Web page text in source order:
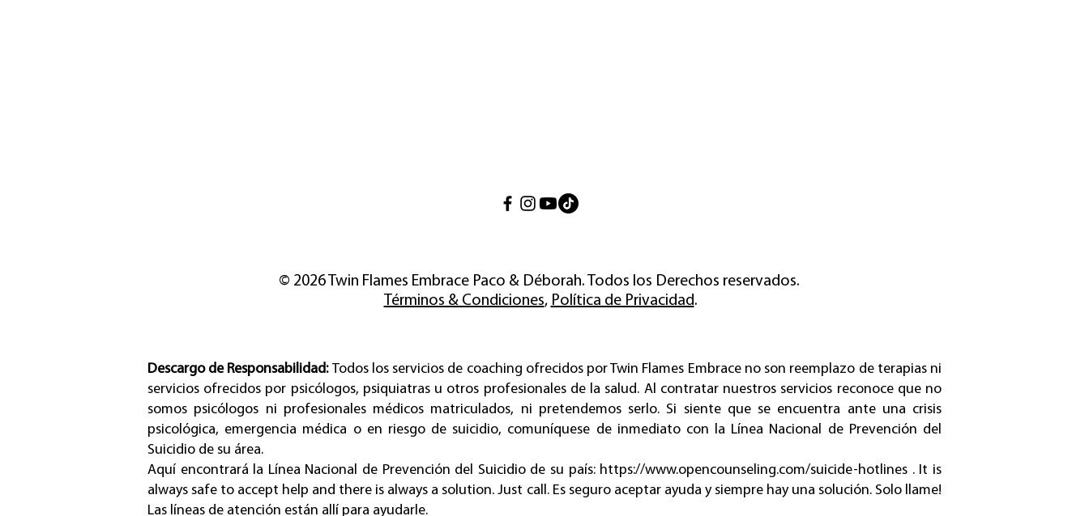
© 2026 Twin Flames Embrace Paco & Déborah. Todos los Derechos reservados.
Términos & Condiciones, Política de Privacidad.
Descargo de Responsabilidad: Todos los servicios de coaching ofrecidos por Twin Flames Embrace no son reemplazo de terapias ni
servicios ofrecidos por psicólogos, psiquiatras u otros profesionales de la salud. Al contratar nuestros servicios reconoce que no
somos psicólogos ni profesionales médicos matriculados, ni pretendemos serlo. Si siente que se encuentra ante una crisis
psicológica, emergencia médica o en riesgo de suicidio, comuníquese de inmediato con la Línea Nacional de Prevención del
Suicidio de su área.
Aquí encontrará la Línea Nacional de Prevención del Suicidio de su país: https://www.opencounseling.com/suicide-hotlines . It is
always safe to accept help and there is always a solution. Just call. Es seguro aceptar ayuda y siempre hay una solución. Solo llame!
Las líneas de atención están allí para ayudarle.